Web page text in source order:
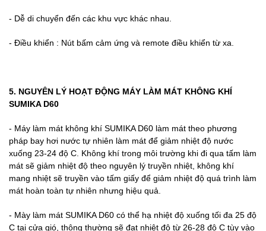
- Dễ di chuyển đến các khu vực khác nhau.
- Điều khiển : Nút bấm cảm ứng và remote điều khiển từ xa.
5. NGUYÊN LÝ HOẠT ĐỘNG MÁY LÀM MÁT KHÔNG KHÍ
SUMIKA D60
- Máy làm mát không khí SUMIKA D60 làm mát theo phương
pháp bay hơi nước tự nhiên làm mát để giảm nhiệt độ nước
xuống 23-24 độ C. Không khí trong môi trường khi đi qua tấm làm
mát sẽ giảm nhiệt độ theo nguyên lý truyền nhiệt, không khí
mang nhiệt sẽ truyền vào tấm giấy để giảm nhiệt độ quá trình làm
mát hoàn toàn tự nhiên nhưng hiệu quả.
- Mày làm mát SUMIKA D60 có thể hạ nhiệt độ xuống tối đa 25 độ
C tại cửa gió, thông thường sẽ đạt nhiệt độ từ 26-28 độ C tùy vào